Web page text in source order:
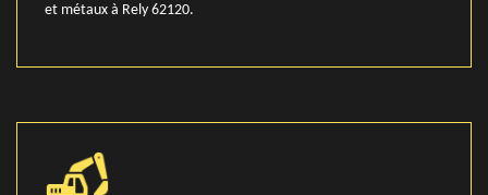
et métaux à Rely 62120.